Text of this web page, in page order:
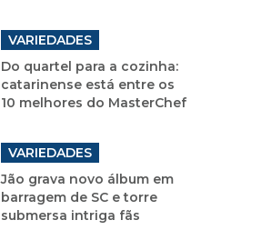
VARIEDADES
Do quartel para a cozinha:
catarinense está entre os
10 melhores do MasterChef
VARIEDADES
Jão grava novo álbum em
barragem de SC e torre
submersa intriga fãs